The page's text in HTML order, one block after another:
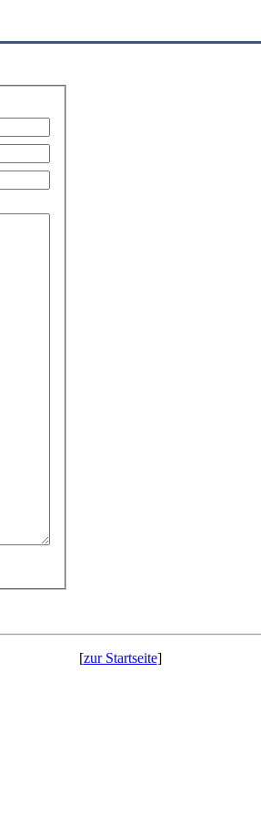
[zur Startseite]